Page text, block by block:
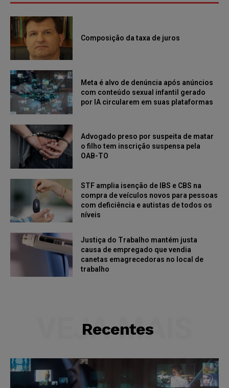
Composição da taxa de juros
Meta é alvo de denúncia após anúncios
com conteúdo sexual infantil gerado
por IA circularem em suas plataformas
Advogado preso por suspeita de matar
o filho tem inscrição suspensa pela
OAB-TO
STF amplia isenção de IBS e CBS na
compra de veículos novos para pessoas
com deficiência e autistas de todos os
níveis
Justiça do Trabalho mantém justa
causa de empregado que vendia
canetas emagrecedoras no local de
trabalho
Recentes
VEJA MAIS